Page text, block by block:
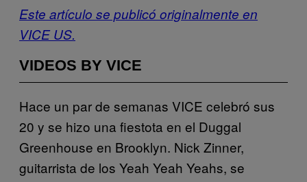
Este artículo se publicó originalmente en
VICE US.
VIDEOS BY VICE
Hace un par de semanas VICE celebró sus
20 y se hizo una fiestota en el Duggal
Greenhouse en Brooklyn. Nick Zinner,
guitarrista de los Yeah Yeah Yeahs, se